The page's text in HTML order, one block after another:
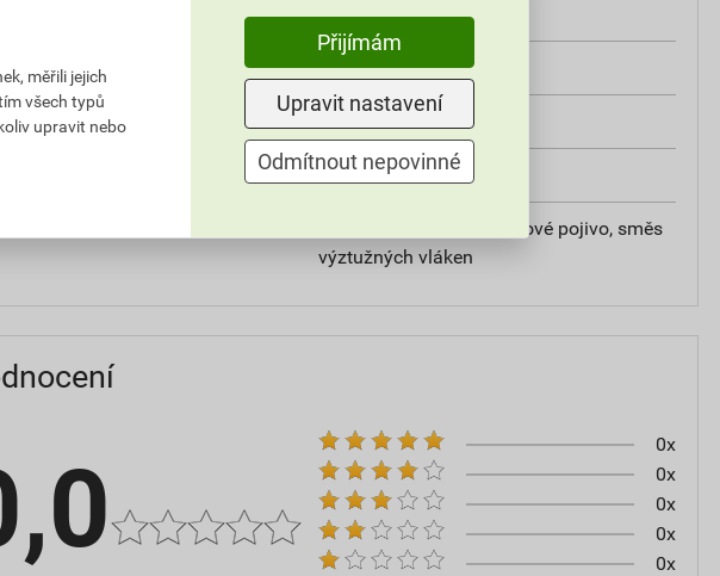
od +5°C do +25°C
25 kg
20
vápencové plnivo, silikátové pojivo, směs
výztužných vláken
0x
0x
0x
0x
0x
měřili jejich
všech typů
upravit nebo
Přijímám
Upravit nastavení
Odmítnout nepovinné